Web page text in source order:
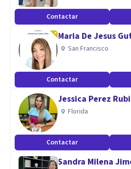
Contactar
Maria De Jesus
San Francisco
Contactar
Jessica Perez
Florida
Contactar
Sandra Milena